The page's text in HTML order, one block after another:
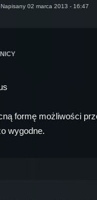
Napisany 02 marca 2013 - 16:47
formę możliwości
wygodne.